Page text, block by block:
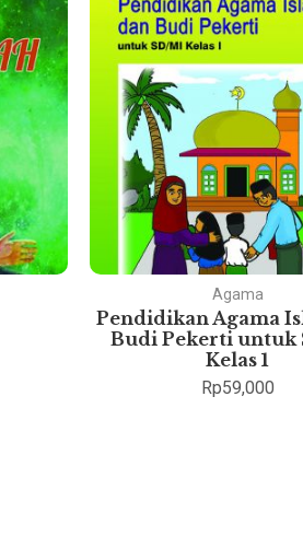
Agama
Pendidikan Agama
Budi Pekerti untuk
Kelas 1
Rp59,000